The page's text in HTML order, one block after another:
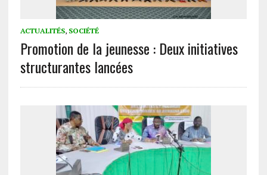
ACTUALITÉS, SOCIÉTÉ
Promotion de la jeunesse : Deux initiatives
structurantes lancées